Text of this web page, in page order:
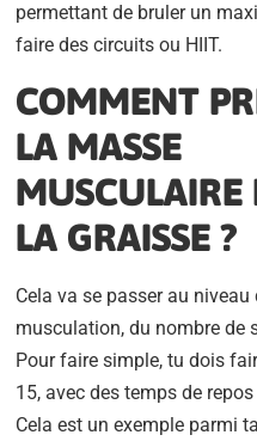
permettant de bruler un
faire des circuits ou HIIT.
COMMENT
LA MASSE
MUSCULAIRE
LA GRAISSE ?
Cela va se passer au
musculation, du nombre de
Pour faire simple, tu dois
15, avec des temps de
Cela est un exemple parmi